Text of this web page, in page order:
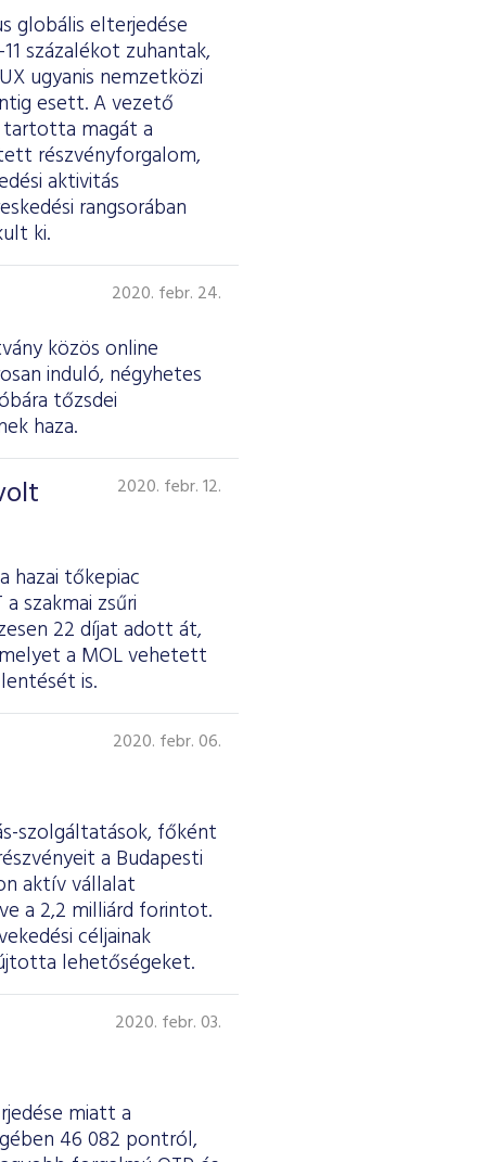
globális elterjedése
százalékot zuhantak,
ugyanis nemzetközi
esett. A vezető
tartotta magát a
részvényforgalom,
aktivitás
rangsorában
ki.
2020. febr. 24.
közös online
induló, négyhetes
tőzsdei
haza.
2020. febr. 12.
hazai tőkepiac
szakmai zsűri
22 díjat adott át,
a MOL vehetett
is.
2020. febr. 06.
szolgáltatások, főként
a Budapesti
aktív vállalat
a 2,2 milliárd forintot.
céljainak
lehetőségeket.
2020. febr. 03.
miatt a
46 082 pontról,